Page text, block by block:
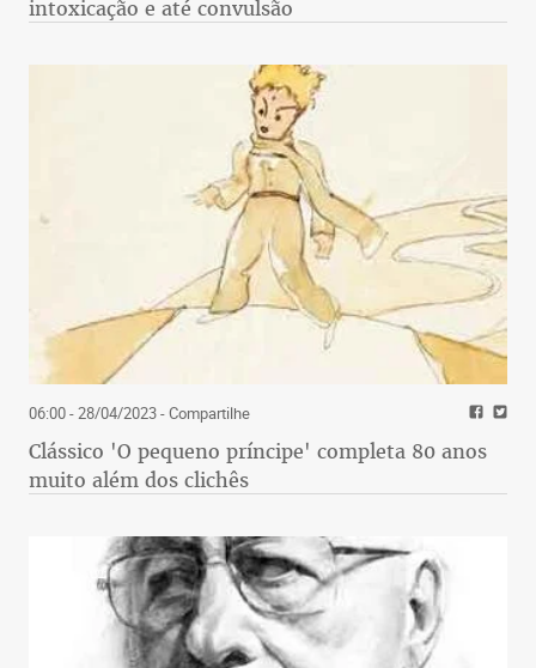
intoxicação e até convulsão
06:00 - 28/04/2023- Compartilhe
Clássico 'O pequeno príncipe' completa 80 anos
muito além dos clichês